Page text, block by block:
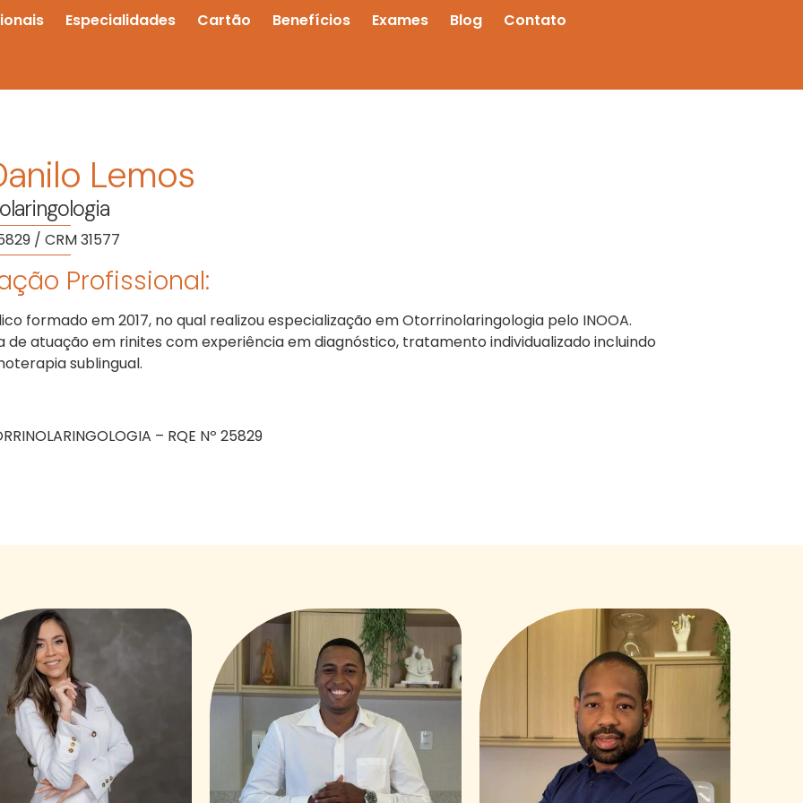
Especialidades Cartão Benefícios Exames Blog Contato
Lemos
/ CRM 31577
Profissional:
formado em 2017, no qual realizou especialização em Otorrinolaringologia pelo INOOA.
de atuação em rinites com experiência em diagnóstico, tratamento individualizado incluindo
sublingual.
– RQE Nº 25829